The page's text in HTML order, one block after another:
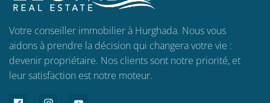
Votre conseiller immobilier à Hurghada. Nous vous
aidons à prendre la décision qui changera votre vie :
devenir propriétaire. Nos clients sont notre priorité, et
leur satisfaction est notre moteur.